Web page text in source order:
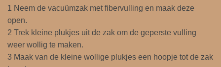
L
I
D
I
1 Neem de vacuümzak met fibervulling en maak deze
open.
2 Trek kleine plukjes uit de zak om de geperste vulling
weer wollig te maken.
3 Maak van de kleine wollige plukjes een hoopje tot de zak